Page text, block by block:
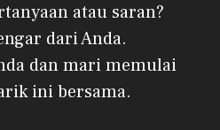
atau saran?
dari Anda.
dan mari memulai
ini bersama.